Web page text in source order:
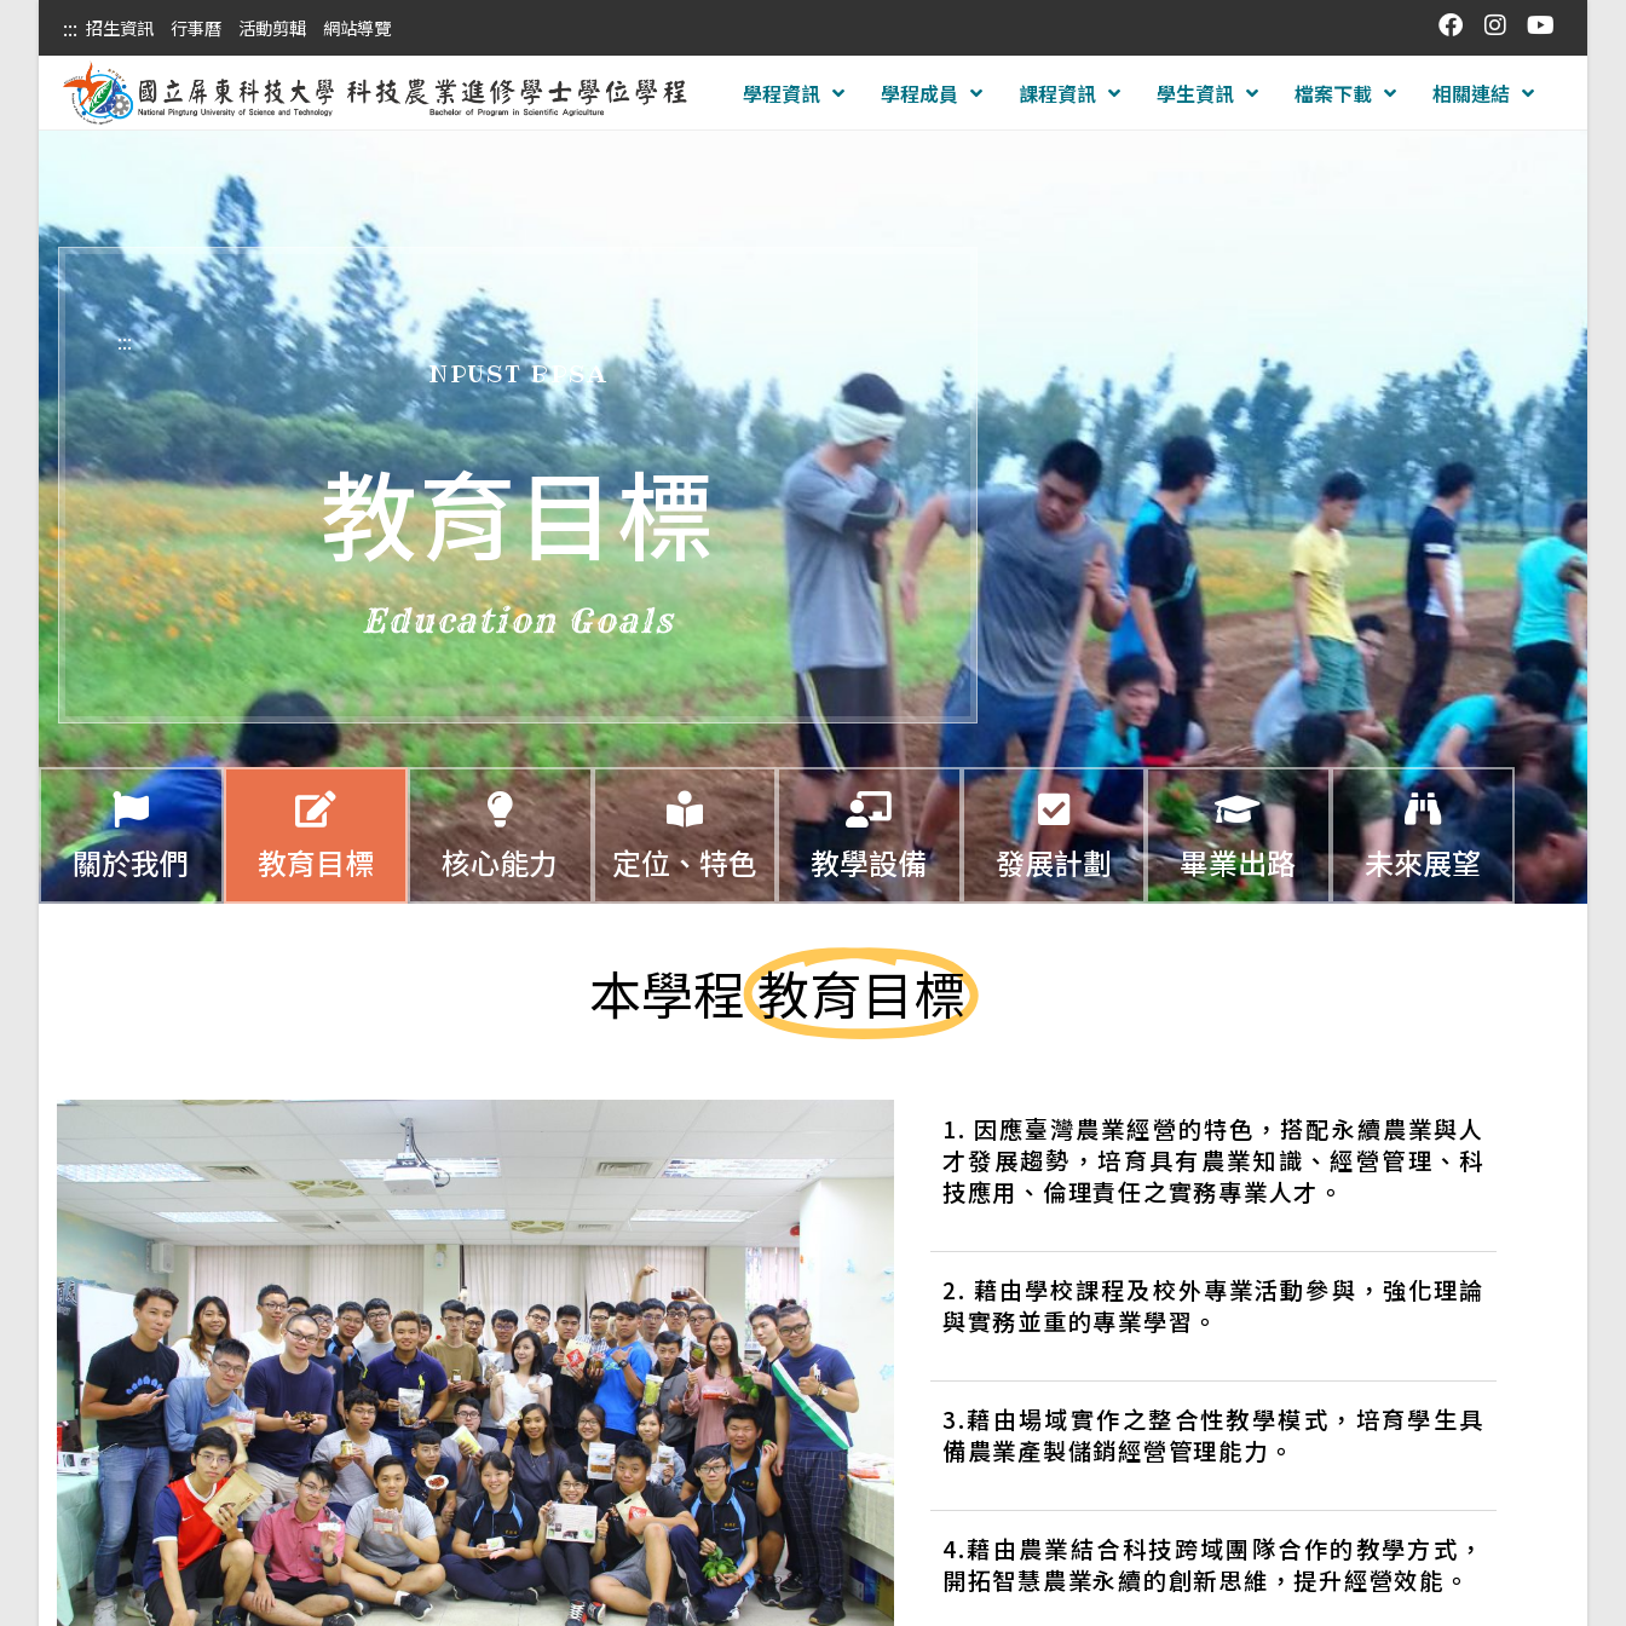
::: 招生資訊 行事曆 活動剪輯 網站導覽
學程資訊 學程成員 課程資訊 學生資訊 檔案下載 相關連結
:::
NPUST BPSA
教育目標
Education Goals
關於我們 教育目標 核心能力 定位、特色 教學設備 發展計劃 畢業出路 未來展望
本學程教育目標
1. 因應臺灣農業經營的特色，搭配永續農業與人
才發展趨勢，培育具有農業知識、經營管理、科
技應用、倫理責任之實務專業人才。
2. 藉由學校課程及校外專業活動參與，強化理論
與實務並重的專業學習。
3.藉由場域實作之整合性教學模式，培育學生具
備農業產製儲銷經營管理能力。
4.藉由農業結合科技跨域團隊合作的教學方式，
開拓智慧農業永續的創新思維，提升經營效能。